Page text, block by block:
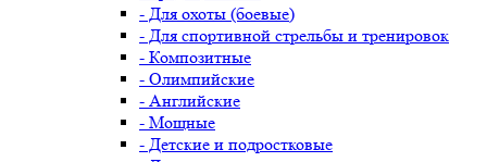
- Для охоты (боевые)
- Для спортивной стрельбы и тренировок
- Композитные
- Олимпийские
- Английские
- Мощные
- Детские и подростковые